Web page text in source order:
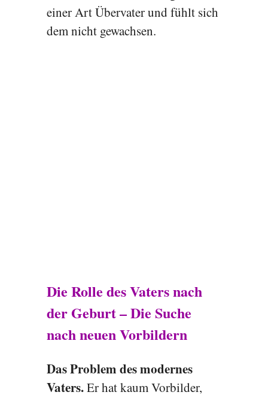
einer Art Übervater und fühlt sich
dem nicht gewachsen.
Die Rolle des Vaters nach
der Geburt – Die Suche
nach neuen Vorbildern
Das Problem des modernes
Vaters.Er hat kaum Vorbilder,